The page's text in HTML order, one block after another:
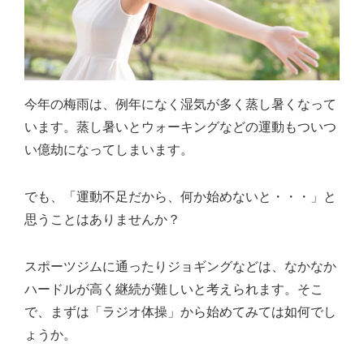
今年の梅雨は、例年になく湿気が多く蒸し暑くなって
います。蒸し暑いとウォーキングなどの運動もついつ
い億劫になってしまいます。
でも、「運動不足だから、何か始めないと・・・」と
思うことはありませんか？
スポーツジムに通ったりジョギングなどは、なかなか
ハードルが高く継続が難しいと考えられます。そこ
で、まずは「ラジオ体操」から始めてみては如何でし
ょうか。